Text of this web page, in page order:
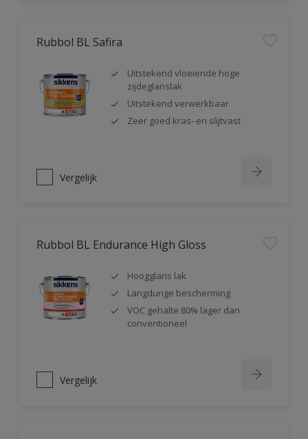
Rubbol BL Safira
Uitstekend vloeiende hoge
zijdeglanslak
Uitstekend verwerkbaar
Zeer goed kras- en slijtvast
Vergelijk
Rubbol BL Endurance High Gloss
Hoogglans lak
Langdurige bescherming
VOC gehalte 80% lager dan
conventioneel
Vergelijk